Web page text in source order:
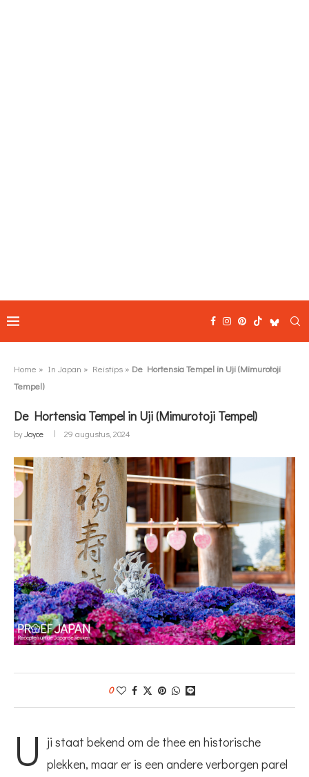
Home » In Japan » Reistips » De Hortensia Tempel in Uji (Mimurotoji
Tempel)
De Hortensia Tempel in Uji (Mimurotoji Tempel)
byJoyce 29 augustus, 2024
0
U ji staat bekend om de thee en historische
plekken, maar er is een andere verborgen parel